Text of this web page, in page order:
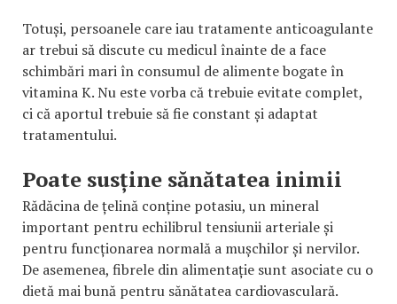
Totuși, persoanele care iau tratamente anticoagulante
ar trebui să discute cu medicul înainte de a face
schimbări mari în consumul de alimente bogate în
vitamina K. Nu este vorba că trebuie evitate complet,
ci că aportul trebuie să fie constant și adaptat
tratamentului.
Poate susține sănătatea inimii
Rădăcina de țelină conține potasiu, un mineral
important pentru echilibrul tensiunii arteriale și
pentru funcționarea normală a mușchilor și nervilor.
De asemenea, fibrele din alimentație sunt asociate cu o
dietă mai bună pentru sănătatea cardiovasculară.